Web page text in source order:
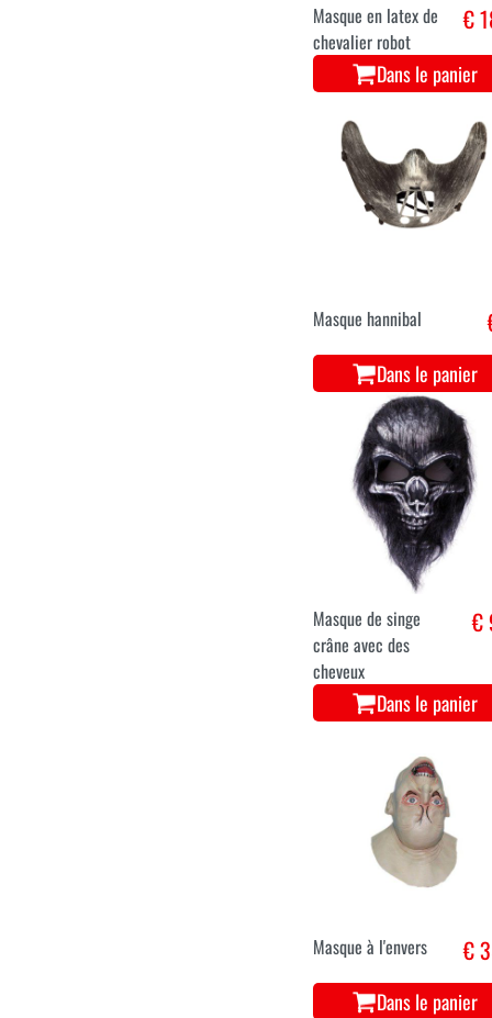
Masque en latex de
chevalier robot
€
Dans le panier
Masque hannibal
Dans le panier
Masque de singe
crâne avec des
cheveux
€
Dans le panier
Masque à l'envers €
Dans le panier